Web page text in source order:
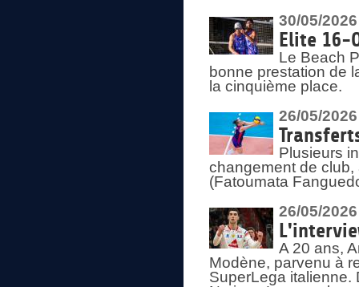
30/05/2026
Elite 16-
Le Beach
bonne prestation de
la cinquième place.
26/05/2026
Plusieurs
changement de
(Fatoumata
26/05/2026
A 20 ans,
Modène, parvenu à
SuperLega italienne.